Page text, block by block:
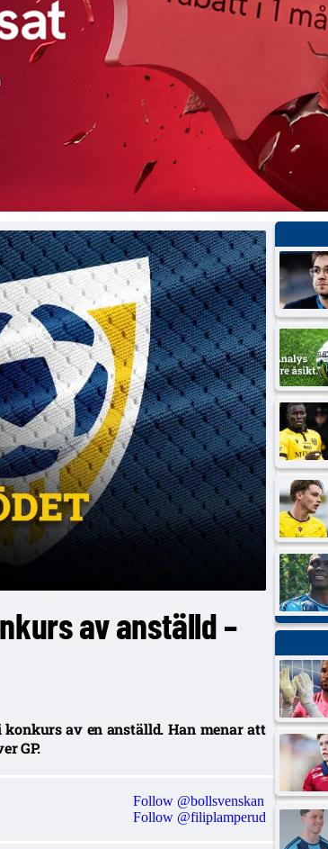
av anställd –
av en anställd. Han menar att
GP.
Follow @bollsvenskan
Follow @filiplamperud